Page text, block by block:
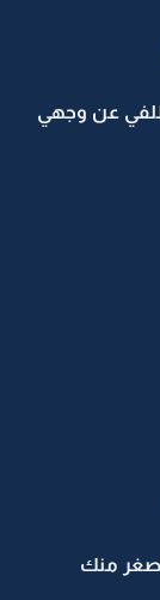
ظلفي عن وجهي
منك